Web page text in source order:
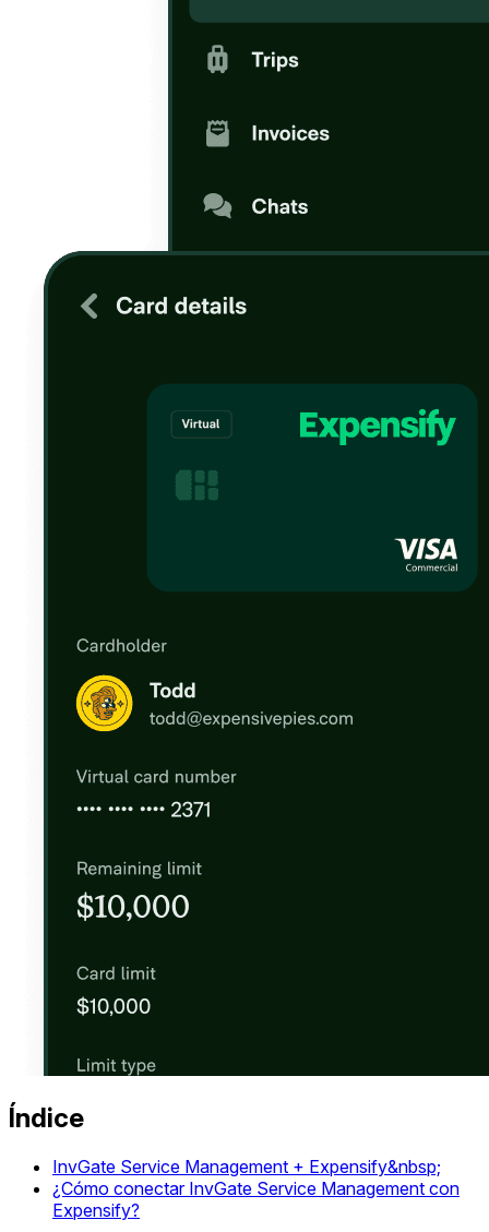
Índice
InvGate Service Management + Expensify&nbsp;
¿Cómo conectar InvGate Service Management con
Expensify?